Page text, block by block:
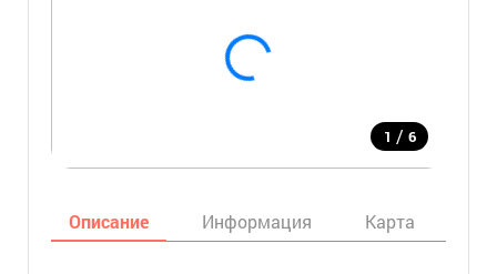
1 / 6
Описание Информация Карта